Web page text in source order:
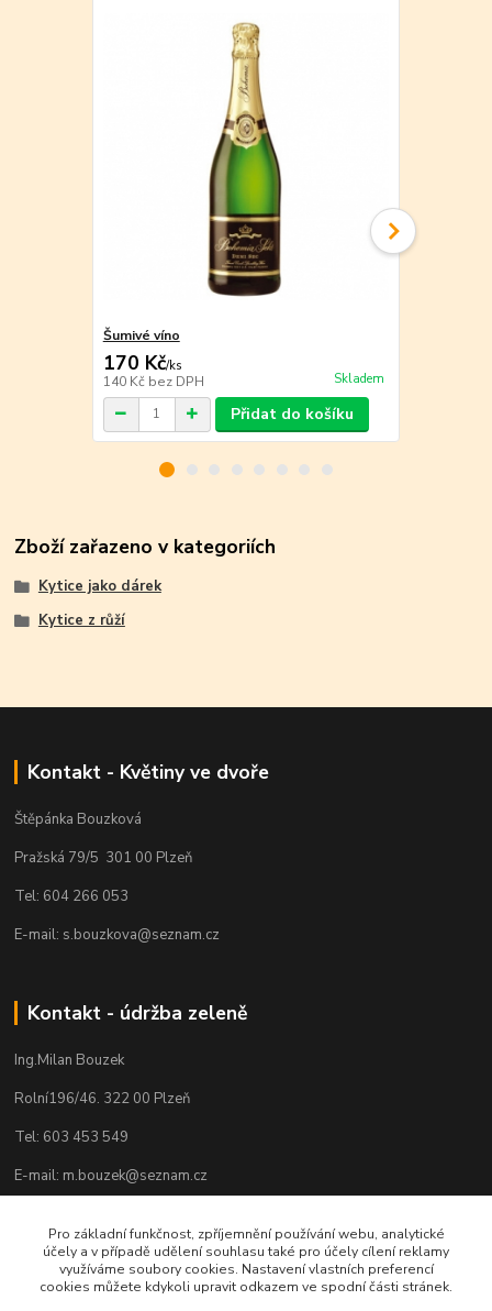
Šumivé víno
170 Kč/ks
140 Kč bez DPH Skladem
Přidat do košíku
Zboží zařazeno v kategoriích
Kytice jako dárek
Kytice z růží
Kontakt - Květiny ve dvoře
Štěpánka Bouzková
Pražská 79/5 301 00 Plzeň
Tel: 604 266 053
E-mail: s.bouzkova@seznam.cz
Kontakt - údržba zeleně
Ing.Milan Bouzek
Rolní196/46. 322 00 Plzeň
Tel: 603 453 549
E-mail: m.bouzek@seznam.cz
Pro základní funkčnost, zpříjemnění používání webu, analytické
účely a v případě udělení souhlasu také pro účely cílení reklamy
využíváme soubory cookies. Nastavení vlastních preferencí
cookies můžete kdykoli upravit odkazem ve spodní části stránek.